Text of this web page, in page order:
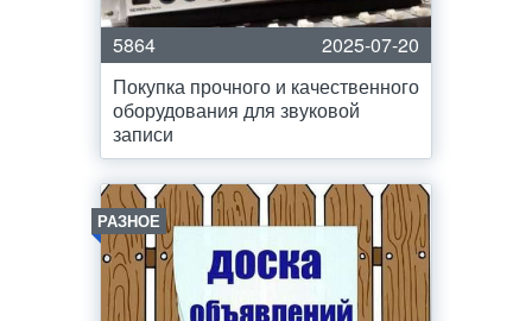
5864
2025-07-20
Покупка прочного и качественного
оборудования для звуковой
записи
РАЗНОЕ